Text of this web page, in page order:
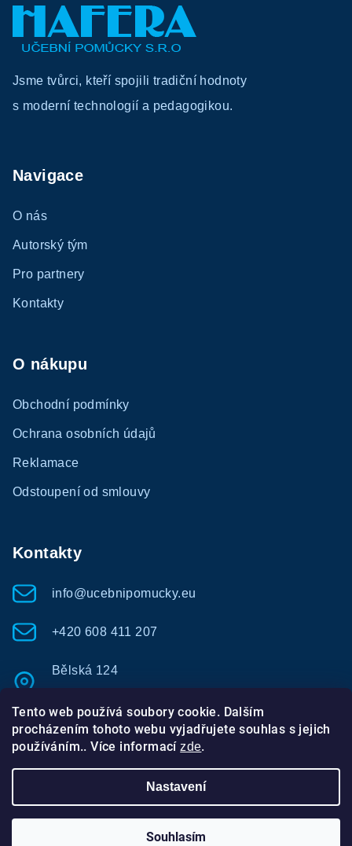
Tento web používá soubory cookie. Dalším
procházením tohoto webu vyjadřujete souhlas s jejich
používáním.. Více informacízde.
Nastavení
Souhlasím
p
Jsme tvůrci, kteří spojili tradiční hodnoty
s moderní technologií a pedagogikou.
Navigace
O nás
Autorský tým
Pro partnery
Kontakty
O nákupu
Obchodní podmínky
Ochrana osobních údajů
Reklamace
Odstoupení od smlouvy
Kontakty
info@ucebnipomucky.eu
+420 608 411 207
Bělská 124